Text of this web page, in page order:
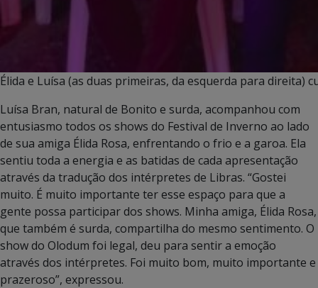
Élida e Luísa (as duas primeiras, da esquerda para direita)
Luísa Bran, natural de Bonito e surda, acompanhou com
entusiasmo todos os shows do Festival de Inverno ao lado
de sua amiga Élida Rosa, enfrentando o frio e a garoa. Ela
sentiu toda a energia e as batidas de cada apresentação
através da tradução dos intérpretes de Libras. “Gostei
muito. É muito importante ter esse espaço para que a
gente possa participar dos shows. Minha amiga, Élida Rosa,
que também é surda, compartilha do mesmo sentimento. O
show do Olodum foi legal, deu para sentir a emoção
através dos intérpretes. Foi muito bom, muito importante e
prazeroso”, expressou.